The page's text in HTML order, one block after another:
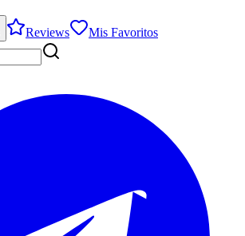
Reviews Mis Favoritos